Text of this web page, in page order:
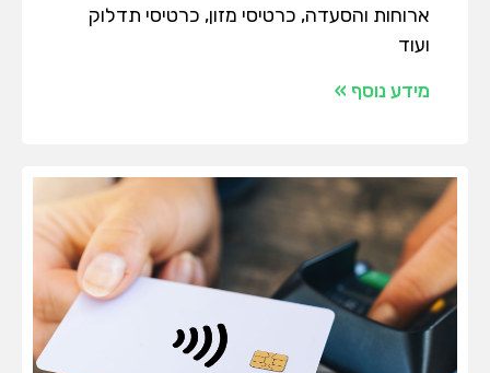
ארוחות והסעדה, כרטיסי מזון, כרטיסי תדלוק
ועוד
מידע נוסף »